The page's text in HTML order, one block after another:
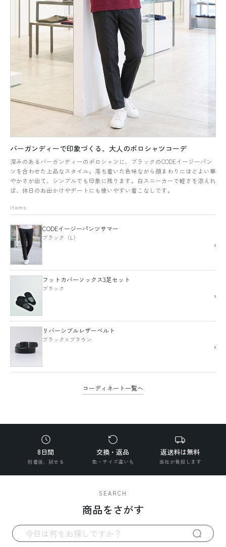
バーガンディーで印象づくる、大人のポロシャツコーデ
深みのあるバーガンディーのポロシャツに、ブラックのCODEイージーパン
ツを合わせた上品なスタイル。落ち着いた色味ながら顔まわりにほどよい華
やかさが出て、シンプルでも印象に残ります。白スニーカーで軽さを添えれ
ば、休日のお出かけやデートにも使いやすい着こなしです。
Items
CODEイージーパンツサマー
ブラック（L）
›
フットカバーソックス3足セット
ブラック
›
リバーシブルレザーベルト
ブラック×ブラウン
›
コーディネート一覧へ
8日間
到着後、試せる
交換・返品
色・サイズ違いも
返送料は無料
当社が負担します
SEARCH
商品をさがす